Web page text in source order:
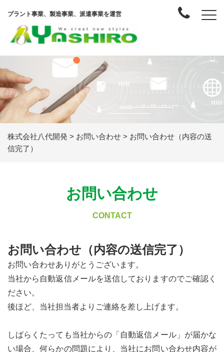
プラント事業、製造事業、派遣事業を運営
株式会社八代開発 > お問い合わせ > お問い合わせ（内容の送
信完了）
お問い合わせ
CONTACT
お問い合わせ（内容の送信完了）
お問い合わせありがとうございます。
当社から自動返信メールを送信しておりますのでご確認く
ださい。
後ほど、当社担当者よりご連絡を差し上げます。
しばらくたっても当社からの「自動返信メール」が届かな
い場合、何らかの問題により、当社にお問い合わせ内容が